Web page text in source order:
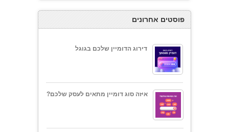
פוסטים אחרונים
דירוג הדומיין שלכם בגוגל
איזה סוג דומיין מתאים לעסק שלכם?